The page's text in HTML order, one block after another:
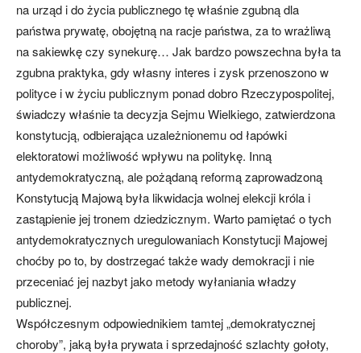
na urząd i do życia publicznego tę właśnie zgubną dla
państwa prywatę, obojętną na racje państwa, za to wrażliwą
na sakiewkę czy synekurę… Jak bardzo powszechna była ta
zgubna praktyka, gdy własny interes i zysk przenoszono w
polityce i w życiu publicznym ponad dobro Rzeczypospolitej,
świadczy właśnie ta decyzja Sejmu Wielkiego, zatwierdzona
konstytucją, odbierająca uzależnionemu od łapówki
elektoratowi możliwość wpływu na politykę. Inną
antydemokratyczną, ale pożądaną reformą zaprowadzoną
Konstytucją Majową była likwidacja wolnej elekcji króla i
zastąpienie jej tronem dziedzicznym. Warto pamiętać o tych
antydemokratycznych uregulowaniach Konstytucji Majowej
choćby po to, by dostrzegać także wady demokracji i nie
przeceniać jej nazbyt jako metody wyłaniania władzy
publicznej.
Współczesnym odpowiednikiem tamtej „demokratycznej
choroby”, jaką była prywata i sprzedajność szlachty gołoty,